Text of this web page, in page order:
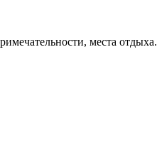
места отдыха.